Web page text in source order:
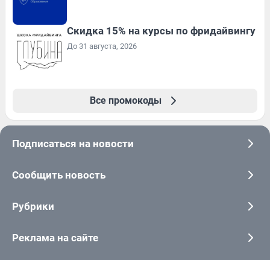
Скидка 15% на курсы по фридайвингу
До 31 августа, 2026
Все промокоды
Подписаться на новости
Сообщить новость
Рубрики
Реклама на сайте